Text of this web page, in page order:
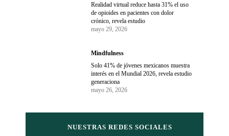
Realidad virtual reduce hasta 31% el uso
de opioides en pacientes con dolor
crónico, revela estudio
mayo 29, 2026
Mindfulness
Solo 41% de jóvenes mexicanos muestra
interés en el Mundial 2026, revela estudio
generaciona
mayo 26, 2026
NUESTRAS REDES SOCIALES